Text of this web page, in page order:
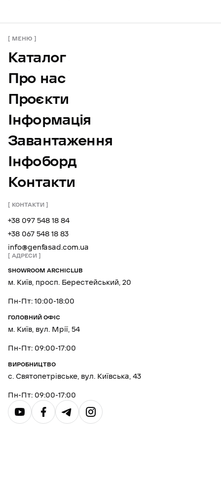
МЕНЮ
Каталог
Про нас
Проєкти
Інформація
Завантаження
Інфоборд
Контакти
КОНТАКТИ
+38 097 548 18 84
+38 067 548 18 83
info@genfasad.com.ua
АДРЕСИ
SHOWROOM ARCHICLUB
м. Київ, просп. Берестейський, 20
Пн-Пт: 10:00-18:00
ГОЛОВНИЙ ОФІС
м. Київ, вул. Мрії, 54
Пн-Пт: 09:00-17:00
ВИРОБНИЦТВО
с. Святопетрівське, вул. Київська, 43
Пн-Пт: 09:00-17:00